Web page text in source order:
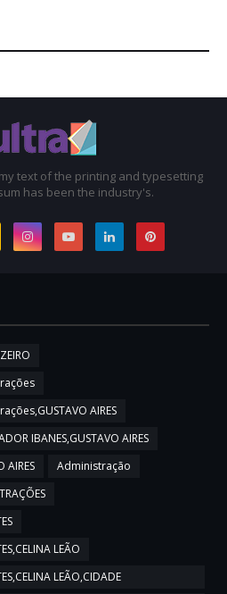
text of the printing and typesetting
has been the industry's.
AIRES
IBANES,GUSTAVO AIRES
AIRES
Administração
LEÃO
LEÃO,CIDADE